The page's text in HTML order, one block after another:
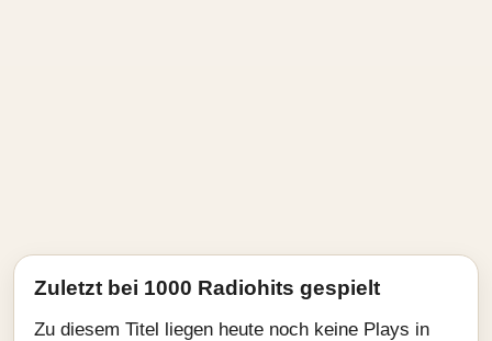
Zuletzt bei 1000 Radiohits gespielt
Zu diesem Titel liegen heute noch keine Plays in